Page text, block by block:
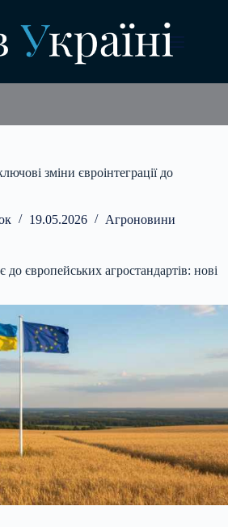
зміни євроінтеграції до
19.05.2026 Агроновини
до європейських агростандартів: нові